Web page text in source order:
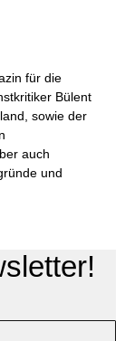
für die
Bülent
sowie der
auch
und